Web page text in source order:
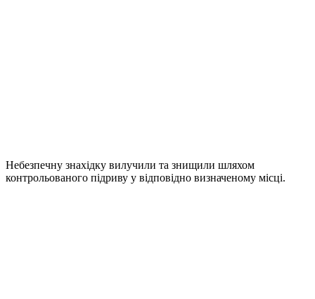
Небезпечну знахідку вилучили та знищили шляхом
контрольованого підриву у відповідно визначеному місці.